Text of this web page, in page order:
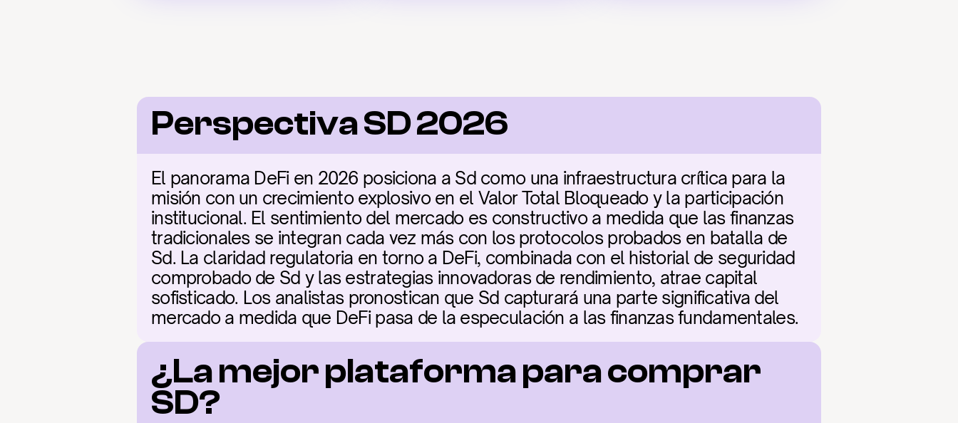
Perspectiva SD 2026
El panorama DeFi en 2026 posiciona a Sd como una infraestructura crítica para la
misión con un crecimiento explosivo en el Valor Total Bloqueado y la participación
institucional. El sentimiento del mercado es constructivo a medida que las finanzas
tradicionales se integran cada vez más con los protocolos probados en batalla de
Sd. La claridad regulatoria en torno a DeFi, combinada con el historial de seguridad
comprobado de Sd y las estrategias innovadoras de rendimiento, atrae capital
sofisticado. Los analistas pronostican que Sd capturará una parte significativa del
mercado a medida que DeFi pasa de la especulación a las finanzas fundamentales.
¿La mejor plataforma para comprar
SD?